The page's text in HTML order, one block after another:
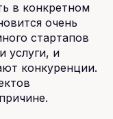
в конкретном
очень
стартапов
услуги, и
конкуренции.